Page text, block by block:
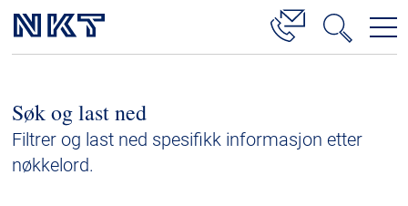
Høyspenningskabelløsninger
Kabelservice
Søk og last ned
Filtrer og last ned spesifikk informasjon etter
nøkkelord.